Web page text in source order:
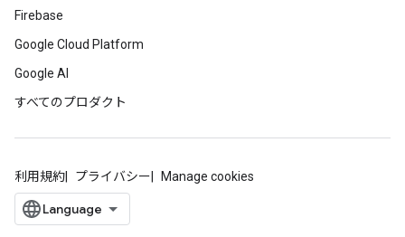
Firebase
Google Cloud Platform
Google AI
すべてのプロダクト
利用規約 プライバシー Manage cookies